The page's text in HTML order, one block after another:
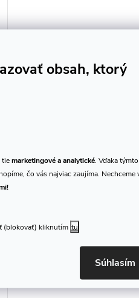
obsah, ktorý
tiemarketingové a analytické . Vďaka týmto
čo vás najviac zaujíma. Nechceme
(blokovať) kliknutím tu
Súhlasím
Dodanie do 2-3
týždňov